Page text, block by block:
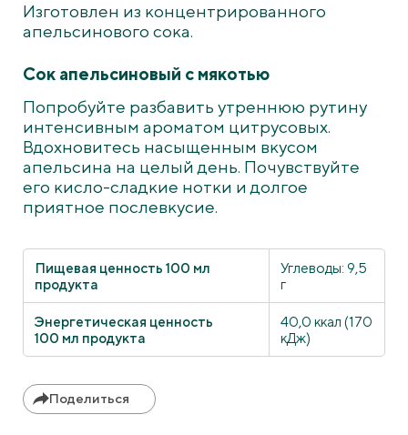
Изготовлен из концентрированного
апельсинового сока.
Сок апельсиновый с мякотью
Попробуйте разбавить утреннюю рутину
интенсивным ароматом цитрусовых.
Вдохновитесь насыщенным вкусом
апельсина на целый день. Почувствуйте
его кисло-сладкие нотки и долгое
приятное послевкусие.
Пищевая ценность 100 мл
продукта
Углеводы: 9,5
г
Энергетическая ценность
100 мл продукта
40,0 ккал (170
кДж)
Поделиться